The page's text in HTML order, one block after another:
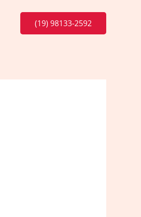
(19) 98133-2592